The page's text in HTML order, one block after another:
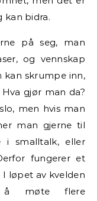
kan bidra.
på seg, man
og vennskap
kan skrumpe inn,
gjør man da?
men hvis man
man gjerne til
smalltalk, eller
fungerer et
løpet av kvelden
å møte flere